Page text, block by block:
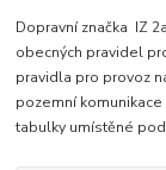
Dopravní značka IZ
obecných pravidel
pravidla pro provoz
pozemní
tabulky umístěné